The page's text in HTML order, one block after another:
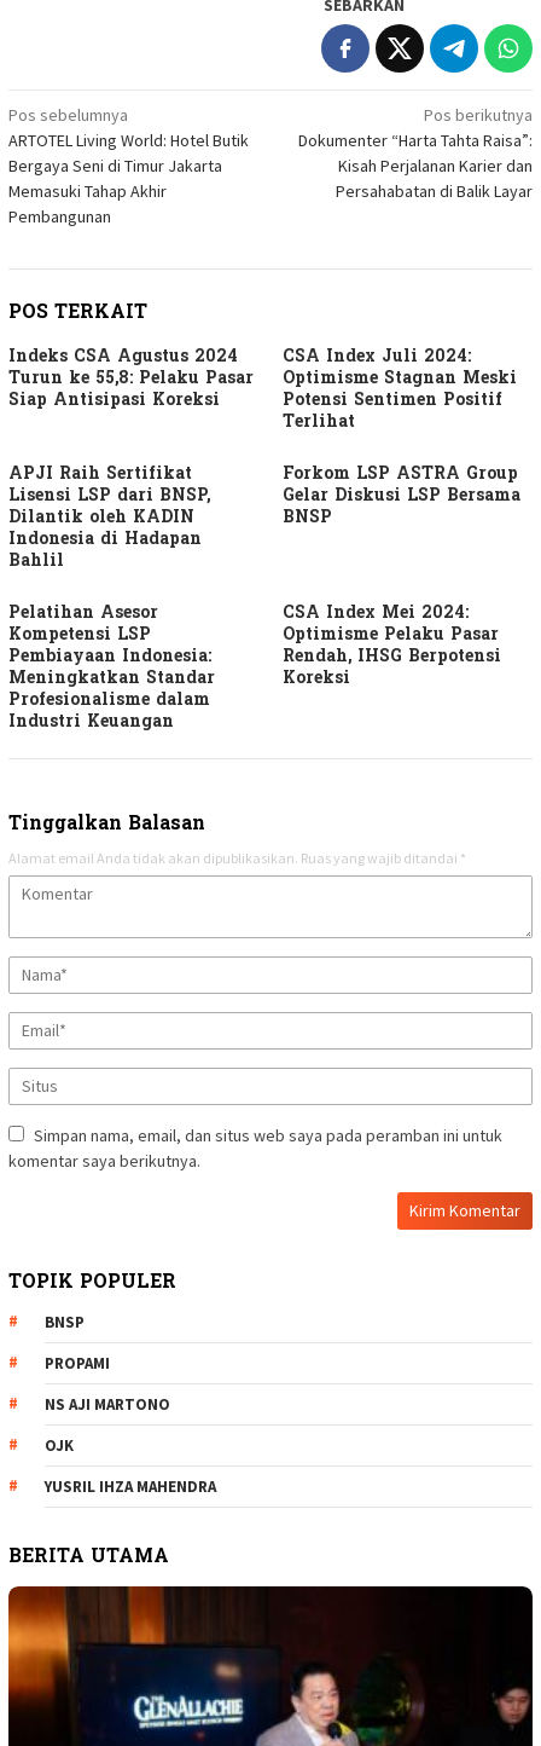
SEBARKAN
Navigasi
pos
Pos sebelumnya
ARTOTEL Living World: Hotel Butik
Bergaya Seni di Timur Jakarta
Memasuki Tahap Akhir
Pembangunan
Pos berikutnya
Dokumenter “Harta Tahta Raisa”:
Kisah Perjalanan Karier dan
Persahabatan di Balik Layar
POS TERKAIT
Indeks CSA Agustus 2024
Turun ke 55,8: Pelaku Pasar
Siap Antisipasi Koreksi
CSA Index Juli 2024:
Optimisme Stagnan Meski
Potensi Sentimen Positif
Terlihat
APJI Raih Sertifikat
Lisensi LSP dari BNSP,
Dilantik oleh KADIN
Indonesia di Hadapan
Bahlil
Forkom LSP ASTRA Group
Gelar Diskusi LSP Bersama
BNSP
Pelatihan Asesor
Kompetensi LSP
Pembiayaan Indonesia:
Meningkatkan Standar
Profesionalisme dalam
Industri Keuangan
CSA Index Mei 2024:
Optimisme Pelaku Pasar
Rendah, IHSG Berpotensi
Koreksi
Tinggalkan Balasan
Alamat email Anda tidak akan dipublikasikan. Ruas yang wajib ditandai *
Simpan nama, email, dan situs web saya pada peramban ini untuk
komentar saya berikutnya.
TOPIK POPULER
BNSP
PROPAMI
NS AJI MARTONO
OJK
YUSRIL IHZA MAHENDRA
BERITA UTAMA